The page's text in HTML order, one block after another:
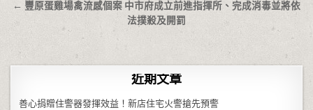
← 豐原蛋雞場禽流感個案 中市府成立前進指揮所、完成消毒並將依
法撲殺及開罰
近期文章
善心捐贈住警器發揮效益！新店住宅火警搶先預警